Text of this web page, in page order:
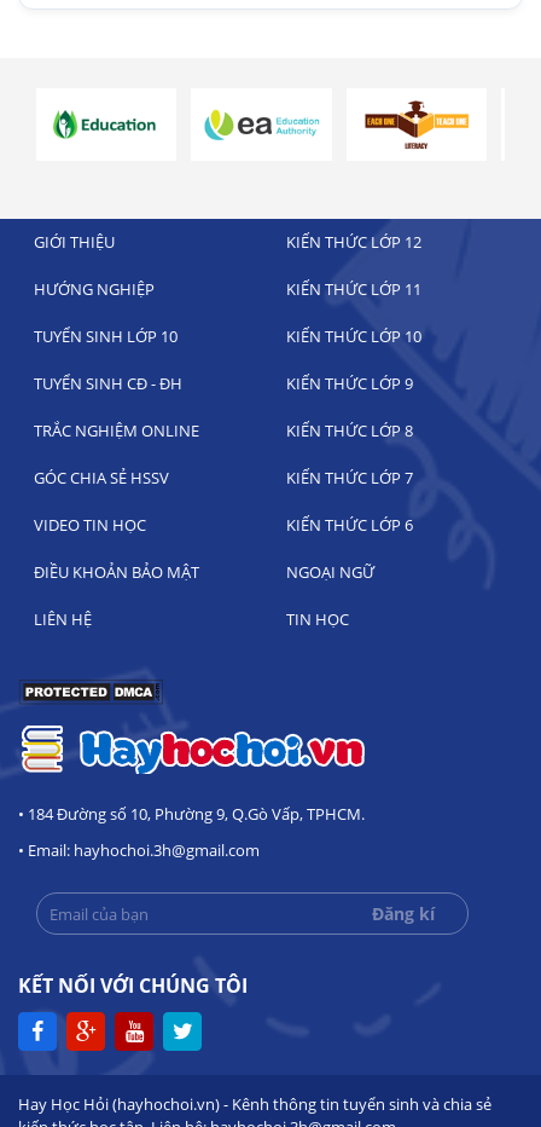
GIỚI THIỆU KIẾN THỨC LỚP 12
HƯỚNG NGHIỆP KIẾN THỨC LỚP 11
TUYỂN SINH LỚP 10 KIẾN THỨC LỚP 10
TUYỂN SINH CĐ - ĐH KIẾN THỨC LỚP 9
TRẮC NGHIỆM ONLINE KIẾN THỨC LỚP 8
GÓC CHIA SẺ HSSV KIẾN THỨC LỚP 7
VIDEO TIN HỌC KIẾN THỨC LỚP 6
ĐIỀU KHOẢN BẢO MẬT NGOẠI NGỮ
LIÊN HỆ TIN HỌC
• 184 Đường số 10, Phường 9, Q.Gò Vấp, TPHCM.
• Email: hayhochoi.3h@gmail.com
KẾT NỐI VỚI CHÚNG TÔI
Hay Học Hỏi (hayhochoi.vn) - Kênh thông tin tuyển sinh và chia sẻ